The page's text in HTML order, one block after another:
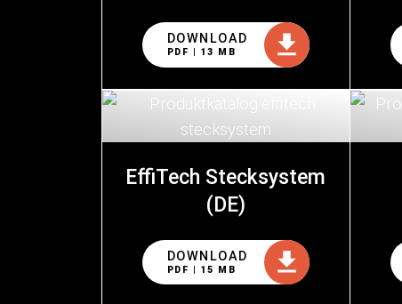
DOWNLOAD
PDF | 13 MB
EffiTech Stecksystem
(DE)
DOWNLOAD
PDF | 15 MB